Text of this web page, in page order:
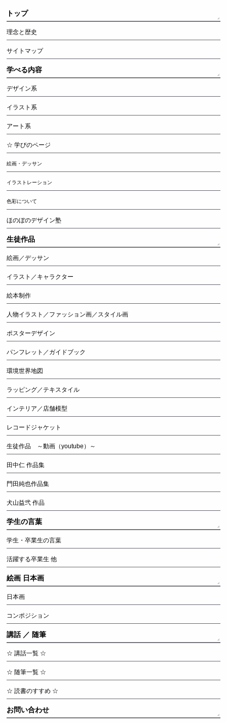
トップ
理念と歴史
サイトマップ
学べる内容
デザイン系
イラスト系
アート系
☆ 学びのページ
絵画・デッサン
イラストレーション
色彩について
ほのぼのデザイン塾
生徒作品
絵画／デッサン
イラスト／キャラクター
絵本制作
人物イラスト／ファッション画／スタイル画
ポスターデザイン
パンフレット／ガイドブック
環境世界地図
ラッピング／テキスタイル
インテリア／店舗模型
レコードジャケット
生徒作品 ～動画（youtube）～
田中仁 作品集
門田純也作品集
犬山益弐 作品
学生の言葉
学生・卒業生の言葉
活躍する卒業生 他
絵画 日本画
日本画
コンポジション
講話 ／ 随筆
☆ 講話一覧 ☆
☆ 随筆一覧 ☆
☆ 読書のすすめ ☆
お問い合わせ